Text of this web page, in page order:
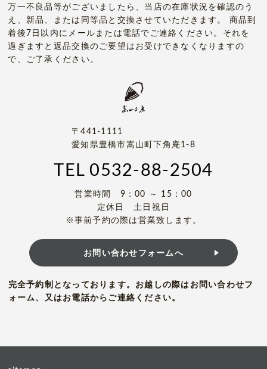
万一不良品等がございましたら、当店の在庫状況を確認のう
え、新品、または同等品と交換させていただきます。 商品到
着後7日以内にメールまたは電話でご連絡ください。それを
過ぎますと返品交換のご要望はお受けできなくなりますの
で、ご了承ください。
〒441-1111
愛知県豊橋市嵩山町下角庵1-8
TEL0532-88-2504
営業時間 9：00 ～ 15：00
定休日 土日祝日
※事前予約の際は営業致します。
お問い合わせフォームへ
完全予約制となっております。お越しの際はお問い合わせフ
ォーム、又はお電話からご連絡ください。